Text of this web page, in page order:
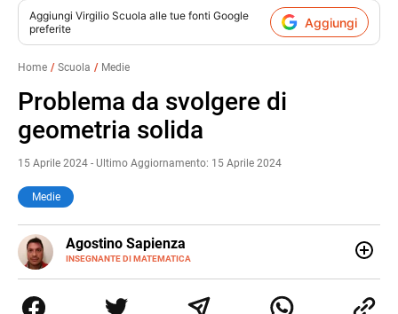
contenuto
Aggiungi Virgilio Scuola alle tue fonti Google
preferite
Aggiungi
Home Scuola Medie
Problema da svolgere di
geometria solida
15 Aprile 2024 - Ultimo Aggiornamento: 15 Aprile 2024
Medie
Agostino Sapienza
INSEGNANTE DI MATEMATICA
E-
MAIL
LINKEDIN
Tommaso Gulli. Ho conseguito la laurea triennale in